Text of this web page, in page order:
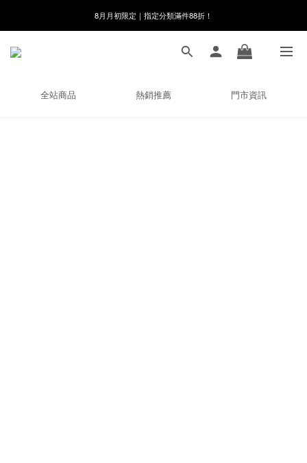
8月月初限定｜指定分類滿件88折！
8月月初限定｜指定分類滿件88折！
線在，好事發生｜祈願新品 第2件享9折
全站商品 熱銷推薦 門市資訊